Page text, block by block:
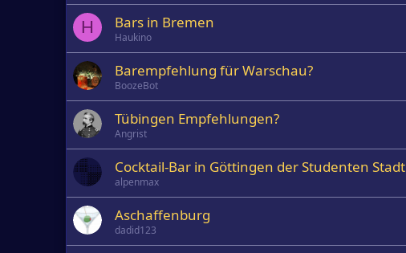
H Bars in Bremen
Haukino
Barempfehlung für Warschau?
BoozeBot
Tübingen Empfehlungen?
Angrist
Cocktail-Bar in Göttingen der Studenten Stadt
alpenmax
Aschaffenburg
dadid123